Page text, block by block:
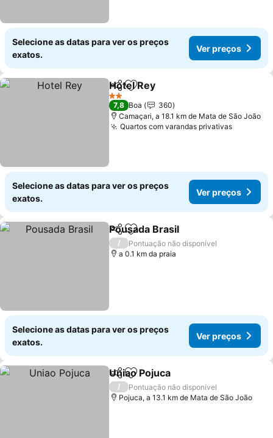
Selecione as datas para ver os preços
exatos.
Ver preços
PartilharAdicionar aos favoritos
Hotel Rey
2 Estrelas
7,8 Boa
360
Camaçari, a 18.1 km de Mata de São João
Quartos com varandas privativas
Selecione as datas para ver os preços
exatos.
Ver preços
PartilharAdicionar aos favoritos
Pousada Brasil
/
Pontuação não disponível
a 0.1 km da praia
Selecione as datas para ver os preços
exatos.
Ver preços
PartilharAdicionar aos favoritos
Uniao Pojuca
/
Pontuação não disponível
Pojuca, a 13.1 km de Mata de São João